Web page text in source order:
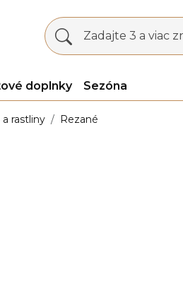
Zadajte 3 a viac
doplnky Sezóna
rastliny Rezané